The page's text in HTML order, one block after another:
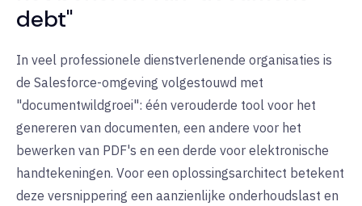
debt"
In veel professionele dienstverlenende organisaties is
de Salesforce-omgeving volgestouwd met
"documentwildgroei": één verouderde tool voor het
genereren van documenten, een andere voor het
bewerken van PDF's en een derde voor elektronische
handtekeningen. Voor een oplossingsarchitect betekent
deze versnippering een aanzienlijke onderhoudslast en